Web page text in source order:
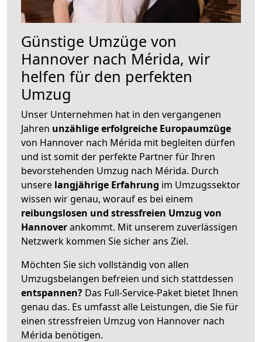
Günstige Umzüge von
Hannover nach Mérida, wir
helfen für den perfekten
Umzug
Unser Unternehmen hat in den vergangenen
Jahren unzählige erfolgreiche Europaumzüge
von Hannover nach Mérida mit begleiten dürfen
und ist somit der perfekte Partner für Ihren
bevorstehenden Umzug nach Mérida. Durch
unsere langjährige Erfahrung im Umzugssektor
wissen wir genau, worauf es bei einem
reibungslosen und stressfreien Umzug von
Hannoverankommt. Mit unserem zuverlässigen
Netzwerk kommen Sie sicher ans Ziel.
Möchten Sie sich vollständig von allen
Umzugsbelangen befreien und sich stattdessen
entspannen? Das Full-Service-Paket bietet Ihnen
genau das. Es umfasst alle Leistungen, die Sie für
einen stressfreien Umzug von Hannover nach
Mérida benötigen.